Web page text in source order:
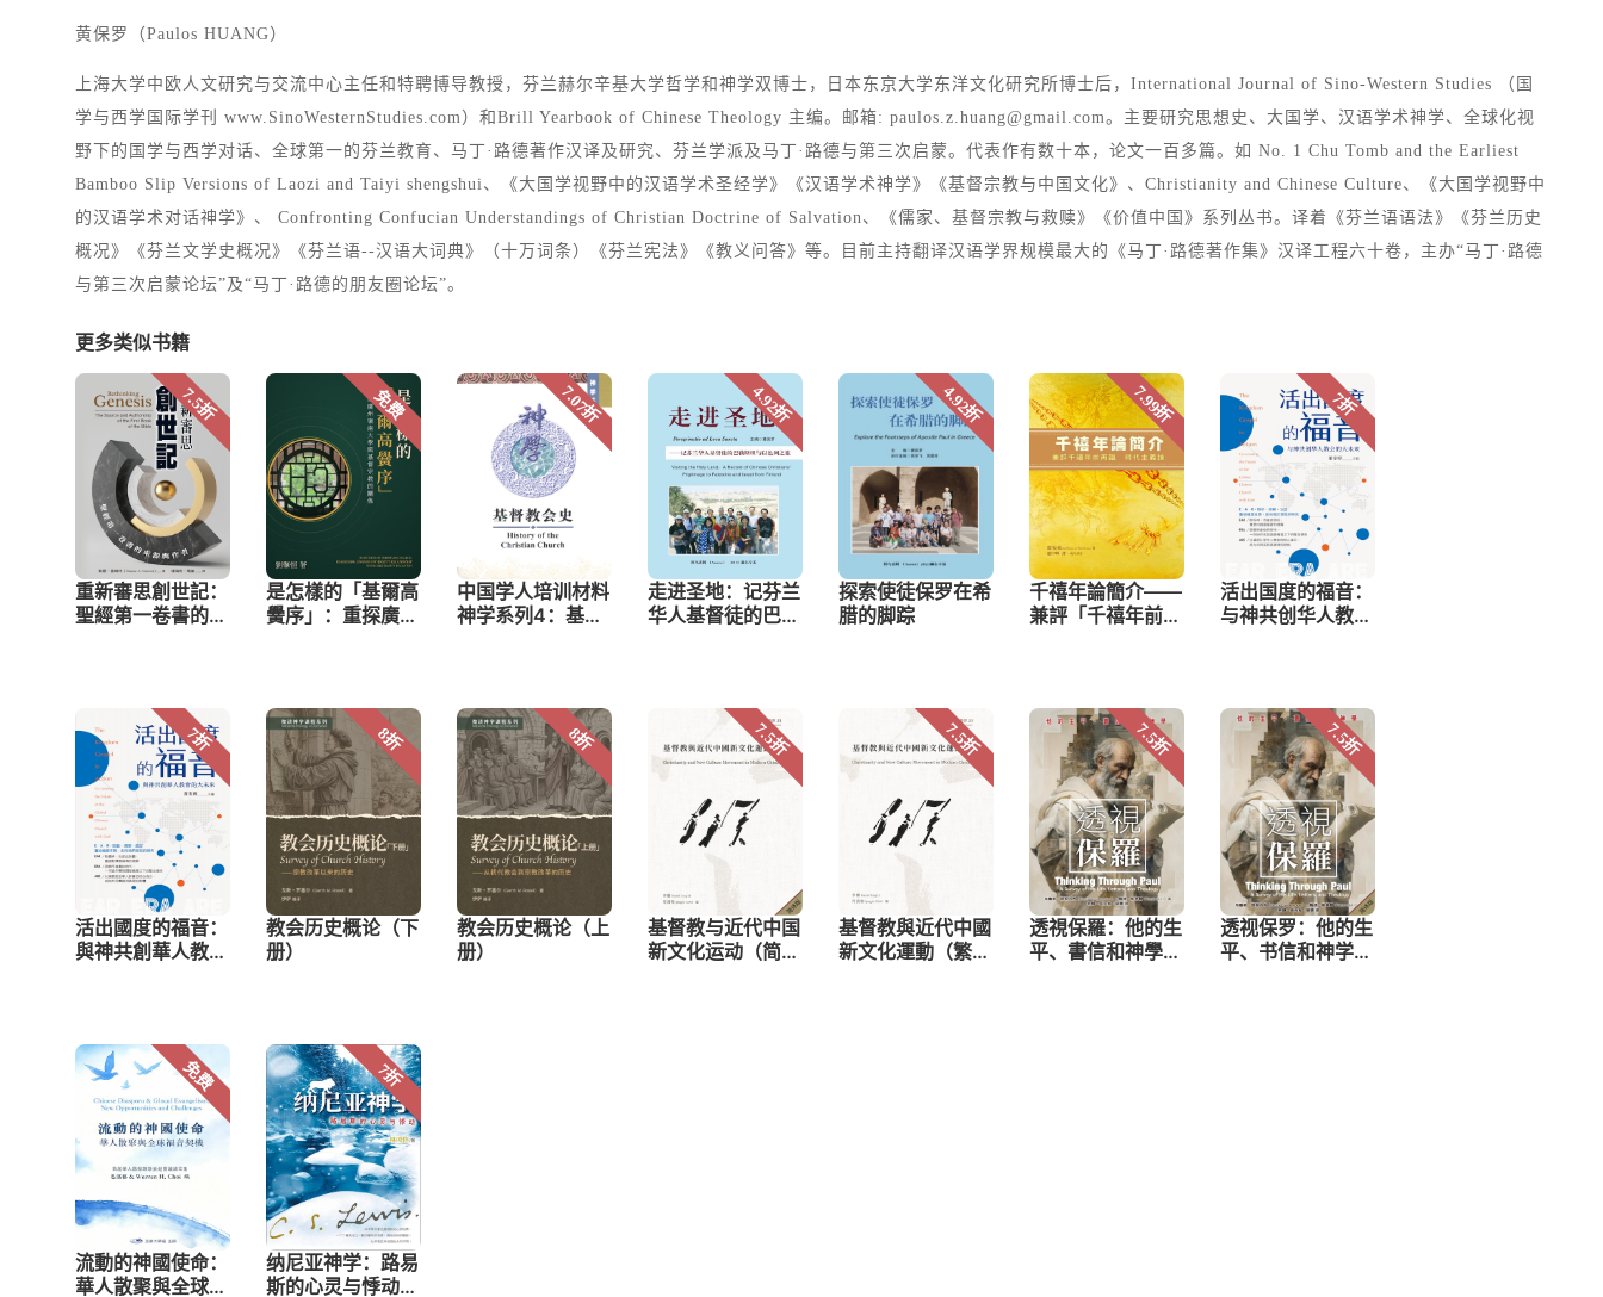
黄保罗（Paulos HUANG）
上海大学中欧人文研究与交流中心主任和特聘博导教授，芬兰赫尔辛基大学哲学和神学双博士，日本东京大学东洋文化研究所博士后，International Journal of Sino-Western Studies （国
学与西学国际学刊 www.SinoWesternStudies.com）和Brill Yearbook of Chinese Theology 主编。邮箱: paulos.z.huang@gmail.com。主要研究思想史、大国学、汉语学术神学、全球化视
野下的国学与西学对话、全球第一的芬兰教育、马丁·路德著作汉译及研究、芬兰学派及马丁·路德与第三次启蒙。代表作有数十本，论文一百多篇。如 No. 1 Chu Tomb and the Earliest
Bamboo Slip Versions of Laozi and Taiyi shengshui、《大国学视野中的汉语学术圣经学》《汉语学术神学》《基督宗教与中国文化》、Christianity and Chinese Culture、《大国学视野中
的汉语学术对话神学》、 Confronting Confucian Understandings of Christian Doctrine of Salvation、《儒家、基督宗教与救赎》《价值中国》系列丛书。译着《芬兰语语法》《芬兰历史
概况》《芬兰文学史概况》《芬兰语--汉语大词典》（十万词条）《芬兰宪法》《教义问答》等。目前主持翻译汉语学界规模最大的《马丁·路德著作集》汉译工程六十卷，主办“马丁·路德
与第三次启蒙论坛”及“马丁·路德的朋友圈论坛”。
更多类似书籍